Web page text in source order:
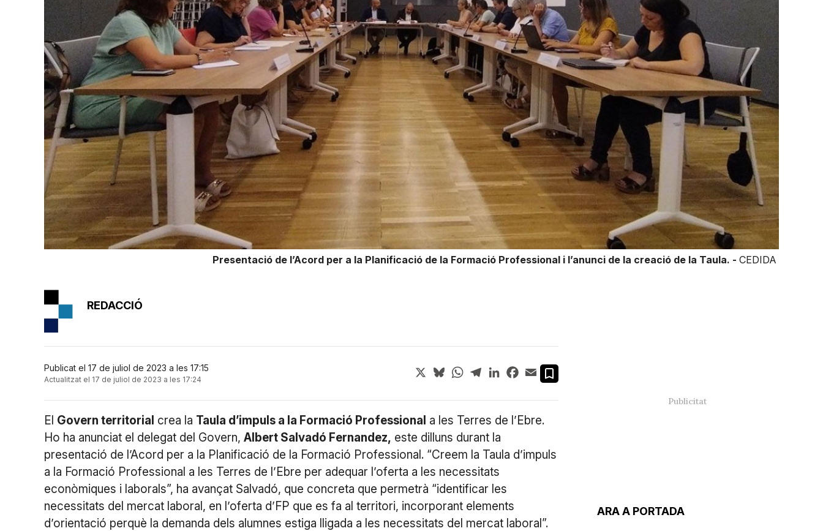
Presentació de l’Acord per a la Planificació de la Formació Professional i l’anunci de la creació de la Taula. - CEDIDA
ARA A PORTADA
REDACCIÓ
Publicat el 17 de juliol de 2023 a les 17:15
Actualitzat el 17 de juliol de 2023 a les 17:24
X BlueskyWhatsApp
TelegramLinkedInFacebook
Email
El Govern territorial crea la Taula d’impuls a la Formació Professional a les Terres de l’Ebre.
Ho ha anunciat el delegat del Govern, Albert Salvadó Fernandez, este dilluns durant la
presentació de l’Acord per a la Planificació de la Formació Professional. “Creem la Taula d’impuls
a la Formació Professional a les Terres de l’Ebre per adequar l’oferta a les necessitats
econòmiques i laborals”, ha avançat Salvadó, que concreta que permetrà “identificar les
necessitats del mercat laboral, en l’oferta d’FP que es fa al territori, incorporant elements
d’orientació perquè la demanda dels alumnes estiga lligada a les necessitats del mercat laboral”.